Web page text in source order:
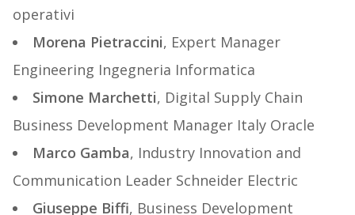
operativi
Morena Pietraccini, Expert Manager
Engineering Ingegneria Informatica
Simone Marchetti, Digital Supply Chain
Business Development Manager Italy Oracle
Marco Gamba, Industry Innovation and
Communication Leader Schneider Electric
Giuseppe Biffi, Business Development